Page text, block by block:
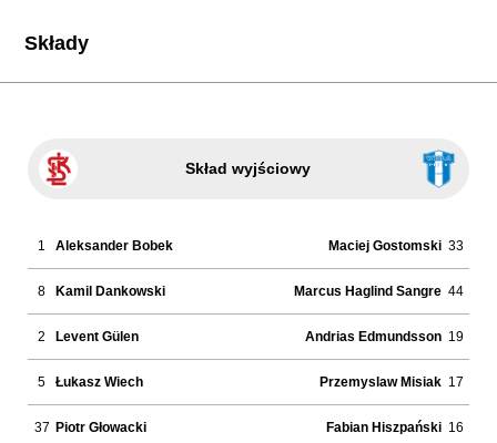
Składy
Skład wyjściowy
1 Aleksander Bobek
8 Kamil Dankowski
2 Levent Gülen
5 Łukasz Wiech
37 Piotr Głowacki
Maciej Gostomski 33
Marcus Haglind Sangre 44
Andrias Edmundsson 19
Przemyslaw Misiak 17
Fabian Hiszpański 16